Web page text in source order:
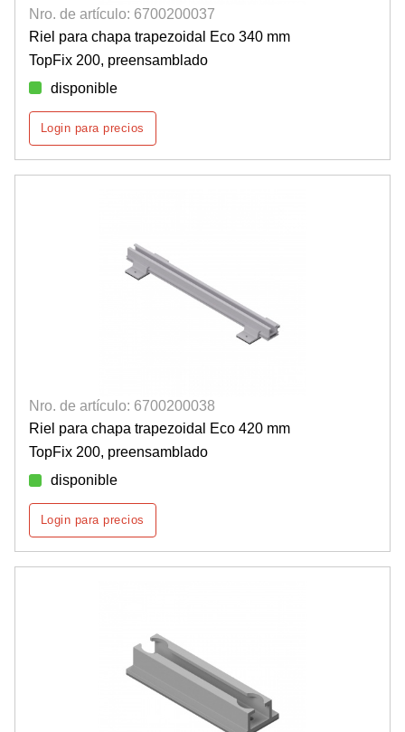
Nro. de artículo: 6700200037
Riel para chapa trapezoidal Eco 340 mm
TopFix 200, preensamblado
disponible
Login para precios
Nro. de artículo: 6700200038
Riel para chapa trapezoidal Eco 420 mm
TopFix 200, preensamblado
disponible
Login para precios